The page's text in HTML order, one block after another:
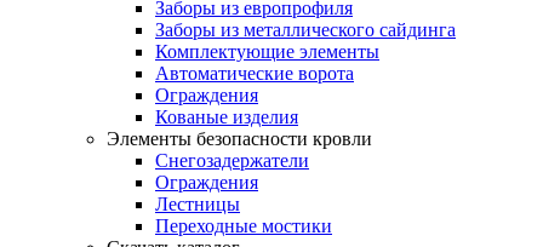
Заборы из европрофиля
Заборы из металлического сайдинга
Комплектующие элементы
Автоматические ворота
Ограждения
Кованые изделия
Элементы безопасности кровли
Снегозадержатели
Ограждения
Лестницы
Переходные мостики